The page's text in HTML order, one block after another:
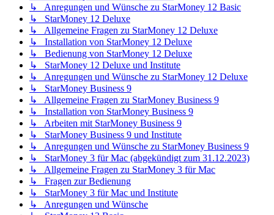
↳ Anregungen und Wünsche zu StarMoney 12 Basic
↳ StarMoney 12 Deluxe
↳ Allgemeine Fragen zu StarMoney 12 Deluxe
↳ Installation von StarMoney 12 Deluxe
↳ Bedienung von StarMoney 12 Deluxe
↳ StarMoney 12 Deluxe und Institute
↳ Anregungen und Wünsche zu StarMoney 12 Deluxe
↳ StarMoney Business 9
↳ Allgemeine Fragen zu StarMoney Business 9
↳ Installation von StarMoney Business 9
↳ Arbeiten mit StarMoney Business 9
↳ StarMoney Business 9 und Institute
↳ Anregungen und Wünsche zu StarMoney Business 9
↳ StarMoney 3 für Mac (abgekündigt zum 31.12.2023)
↳ Allgemeine Fragen zu StarMoney 3 für Mac
↳ Fragen zur Bedienung
↳ StarMoney 3 für Mac und Institute
↳ Anregungen und Wünsche